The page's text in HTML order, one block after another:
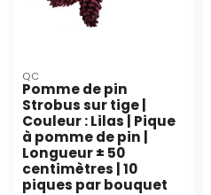
QC
Pomme de pin
Strobus sur tige |
Couleur : Lilas | Pique
à pomme de pin |
Longueur ± 50
centimètres | 10
piques par bouquet